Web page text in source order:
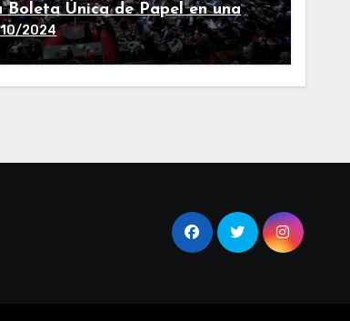
Boleta Única de Papel en una
sesión
2024